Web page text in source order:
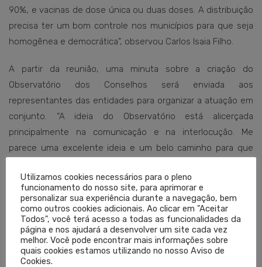
90%, e vacinas de dose única ou duas doses. A distribuição
precisa ter um bom controle nos municípios para que seja
homogênea e democrática”, observou Carlos Isaia Filho.
A partir da reunião, uma minuta sobre a criação do
Observatório dos Conselhos será enviada aos
representantes das entidades para organizar a atuação em
conjunto. “A ideia do Observatório está alicerçada
principalmente na comunicação e na interlocução. Me
parece uma excelente ideia e um belo caminho para que
presidente do Cremers.
O Fórum-RS é composto por representantes de 27
Conselhos Profissionais. A missão da entidade é defender
os interesses da sociedade, as prerrogativas dos
profissionais e buscar a boa aplicação das leis, da justiça
Utilizamos cookies necessários para o pleno
funcionamento do nosso site, para aprimorar e
personalizar sua experiência durante a navegação, bem
como outros cookies adicionais. Ao clicar em "Aceitar
Todos", você terá acesso a todas as funcionalidades da
página e nos ajudará a desenvolver um site cada vez
melhor. Você pode encontrar mais informações sobre
quais cookies estamos utilizando no nosso Aviso de
Cookies.